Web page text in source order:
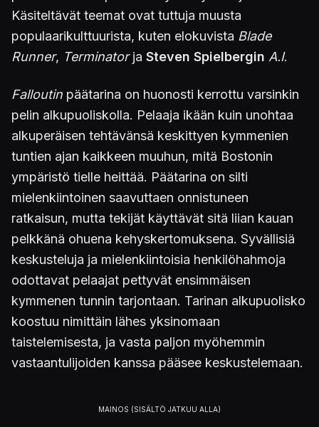
Käsiteltävät teemat ovat tuttuja muusta
populaarikulttuurista, kuten elokuvista Blade
Runner, Terminatorja Steven Spielbergin A.I.
Falloutin päätarina on huonosti kerrottu varsinkin
pelin alkupuoliskolla. Pelaaja ikään kuin unohtaa
alkuperäisen tehtävänsä keskittyen kymmenien
tuntien ajan kaikkeen muuhun, mitä Bostonin
ympäristö tielle heittää. Päätarina on silti
mielenkiintoinen saavuttaen onnistuneen
ratkaisun, mutta tekijät käyttävät sitä liian kauan
pelkkänä ohuena kehyskertomuksena. Syvällisiä
keskusteluja ja mielenkiintoisia henkilöhahmoja
odottavat pelaajat pettyvät ensimmäisen
kymmenen tunnin tarjontaan. Tarinan alkupuolisko
koostuu nimittäin lähes yksinomaan
taistelemisesta, ja vasta paljon myöhemmin
vastaantulijoiden kanssa pääsee keskustelemaan.